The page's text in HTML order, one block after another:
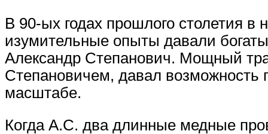
В 90-ых годах прошлого столетия
изумительные опыты давали
Александр Степанович. Мощный
Степановичем, давал
масштабе.
Когда А.С. два длинные медные